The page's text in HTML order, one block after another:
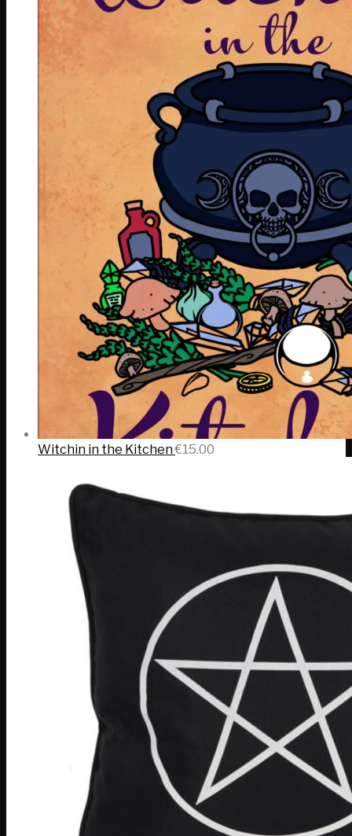
Witchin in the Kitchen€15.00